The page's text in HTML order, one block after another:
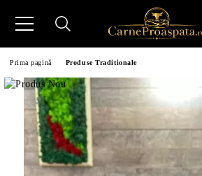
Prima pagină Produse Traditionale